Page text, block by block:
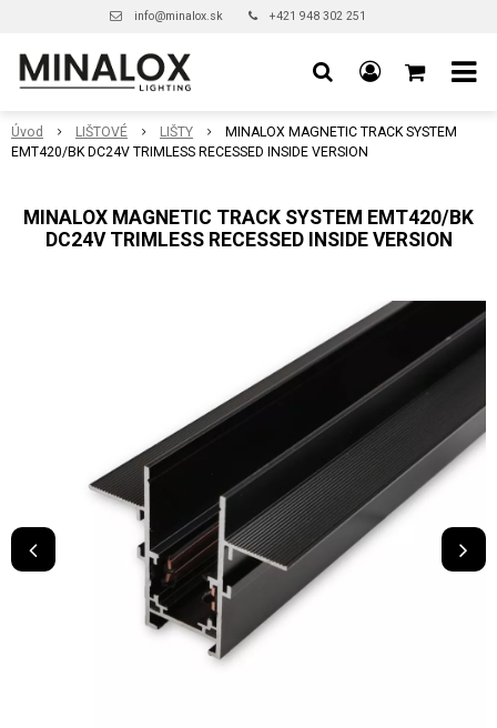
info@minalox.sk +421 948 302 251
Úvod LIŠTOVÉ LIŠTY
MINALOX MAGNETIC TRACK SYSTEM
EMT420/BK DC24V TRIMLESS RECESSED INSIDE VERSION
MINALOX MAGNETIC TRACK SYSTEM EMT420/BK
DC24V TRIMLESS RECESSED INSIDE VERSION